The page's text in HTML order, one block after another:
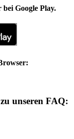
Google Play.
unseren FAQ: